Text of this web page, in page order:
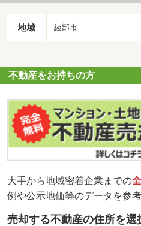
地域 綾部市
不動産をお持ちの方
大手から地域密着企業までの
例や公示地価等のデータを参
売却する不動産の住所を選